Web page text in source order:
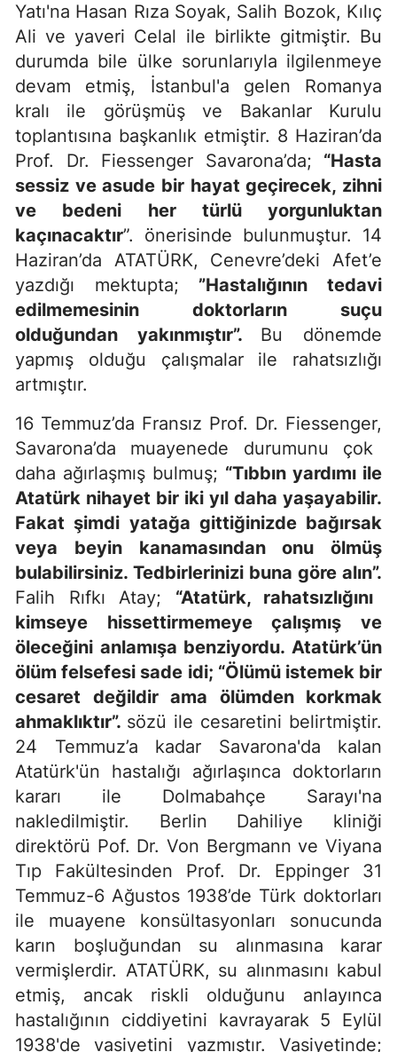
Yatı'na Hasan Rıza Soyak, Salih Bozok, Kılıç
Ali ve yaveri Celal ile birlikte gitmiştir. Bu
durumda bile ülke sorunlarıyla ilgilenmeye
devam etmiş, İstanbul'a gelen Romanya
kralı ile görüşmüş ve Bakanlar Kurulu
toplantısına başkanlık etmiştir. 8 Haziran’da
Prof. Dr. Fiessenger Savarona’da; “Hasta
sessiz ve asude bir hayat geçirecek, zihni
ve bedeni her türlü yorgunluktan
kaçınacaktır”. önerisinde bulunmuştur. 14
Haziran’da ATATÜRK, Cenevre’deki Afet’e
yazdığı mektupta;”Hastalığının tedavi
edilmemesinin doktorların suçu
olduğundan yakınmıştır”. Bu dönemde
yapmış olduğu çalışmalar ile rahatsızlığı
artmıştır.
16 Temmuz’da Fransız Prof. Dr. Fiessenger,
Savarona’da muayenede durumunu çok
daha ağırlaşmış bulmuş; “Tıbbın yardımı ile
Atatürk nihayet bir iki yıl daha yaşayabilir.
Fakat şimdi yatağa gittiğinizde bağırsak
veya beyin kanamasından onu ölmüş
bulabilirsiniz. Tedbirlerinizi buna göre alın”.
Falih Rıfkı Atay; “Atatürk, rahatsızlığını
kimseye hissettirmemeye çalışmış ve
öleceğini anlamışa benziyordu. Atatürk’ün
ölüm felsefesi sade idi; “Ölümü istemek bir
cesaret değildir ama ölümden korkmak
ahmaklıktır”. sözü ile cesaretini belirtmiştir.
24 Temmuz’a kadar Savarona'da kalan
Atatürk'ün hastalığı ağırlaşınca doktorların
kararı ile Dolmabahçe Sarayı'na
nakledilmiştir. Berlin Dahiliye kliniği
direktörü Pof. Dr. Von Bergmann ve Viyana
Tıp Fakültesinden Prof. Dr. Eppinger 31
Temmuz-6 Ağustos 1938’de Türk doktorları
ile muayene konsültasyonları sonucunda
karın boşluğundan su alınmasına karar
vermişlerdir. ATATÜRK, su alınmasını kabul
etmiş, ancak riskli olduğunu anlayınca
hastalığının ciddiyetini kavrayarak 5 Eylül
1938'de vasiyetini yazmıştır. Vasiyetinde;